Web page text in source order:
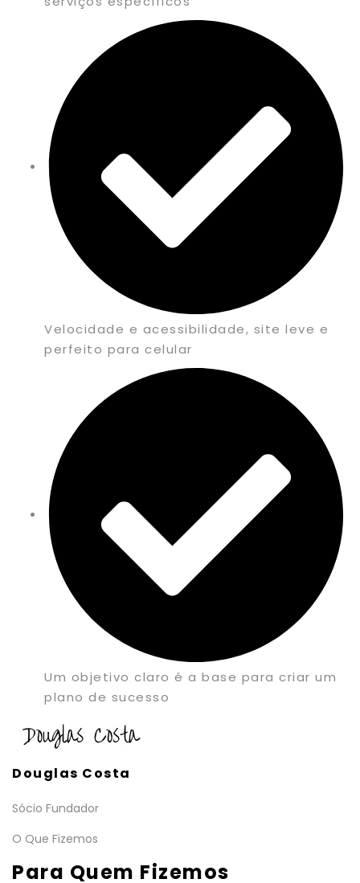
Velocidade e acessibilidade, site leve e
perfeito para celular
Um objetivo claro é a base para criar um
plano de sucesso
Douglas Costa
Sócio Fundador
O Que Fizemos
Para Quem Fizemos